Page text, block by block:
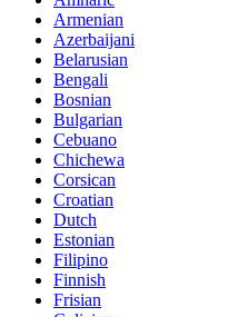
Armenian
Azerbaijani
Belarusian
Bengali
Bosnian
Bulgarian
Cebuano
Chichewa
Corsican
Croatian
Dutch
Estonian
Filipino
Finnish
Frisian